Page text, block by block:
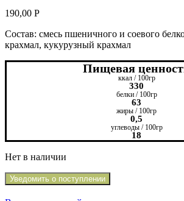
190,00 Р
Состав: смесь пшеничного и соевого
крахмал, кукурузный крахмал
Пищевая
ккал / 100гр
330
белки / 100гр
63
жиры / 100гр
0,5
углеводы / 100гр
18
Нет в наличии
Уведомить о поступлении